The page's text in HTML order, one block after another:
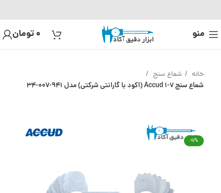
منو 0تومان
خانه شعاع سنج
شعاع سنج 7-1 Accud (اکود با گارانتی شرکتی) مدل 941-007-34
-11%